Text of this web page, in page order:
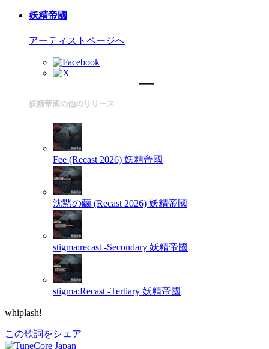
妖精帝國
アーティストページへ
妖精帝國の他のリリース
Fee (Recast 2026) 妖精帝國
沈黙の繭 (Recast 2026) 妖精帝國
stigma:recast -Secondary 妖精帝國
stigma:Recast -Tertiary 妖精帝國
whiplash!
この歌詞をシェア